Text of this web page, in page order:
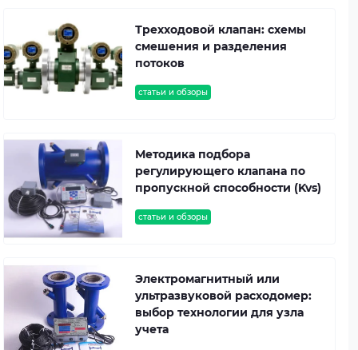
статьи и обзоры
Трехходовой клапан: схемы
смешения и разделения
потоков
статьи и обзоры
Методика подбора
регулирующего клапана по
пропускной способности (Kvs)
Электромагнитный или
ультразвуковой расходомер:
выбор технологии для узла
учета